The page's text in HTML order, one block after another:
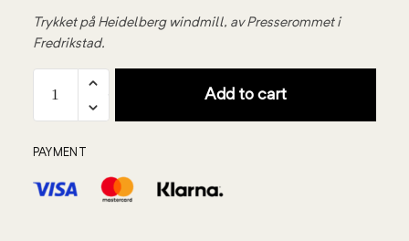
Trykket på Heidelberg windmill, av Presserommet i
Fredrikstad.
Add to cart
PAYMENT